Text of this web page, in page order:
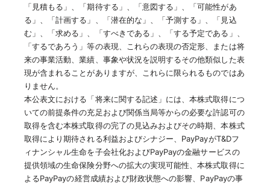
「見積もる」、「期待する」、「意図する」、「可能性があ
る」、「計画する」、「潜在的な」、「予測する」、「見込
む」、「求める」、「すべきである」、「する予定である」、
「するであろう」等の表現、これらの表現の否定形、または将
来の事業活動、業績、事象や状況を説明するその他類似した表
現が含まれることがありますが、これらに限られるものではあ
りません。
本公表文における「将来に関する記述」には、本株式取得につ
いての前提条件の充足および関係当局等からの必要な許認可の
取得を含む本株式取得の完了の見込みおよびその時期、本株式
取得により期待される利益およびシナジー、PayPayがT&Dフ
ィナンシャル生命を子会社化およびPayPayの金融サービスの
提供領域の生命保険分野への拡大の実現可能性、本株式取得に
よるPayPayの経営成績および財政状態への影響、PayPayの事